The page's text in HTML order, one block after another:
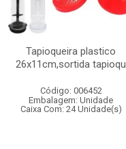
Tapioqueira plastico
26x11cm,sortida tapioqu
Código: 006452
Embalagem: Unidade
Caixa Com: 24 Unidade(s)